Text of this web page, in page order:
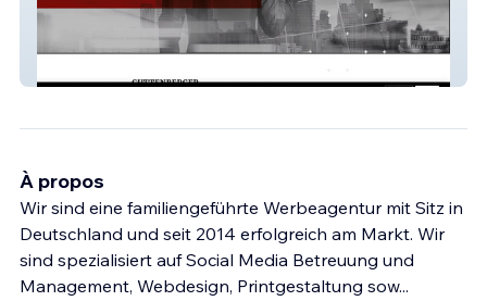
À propos
Wir sind eine familiengeführte Werbeagentur mit Sitz in
Deutschland und seit 2014 erfolgreich am Markt. Wir
sind spezialisiert auf Social Media Betreuung und
Management, Webdesign, Printgestaltung sow...